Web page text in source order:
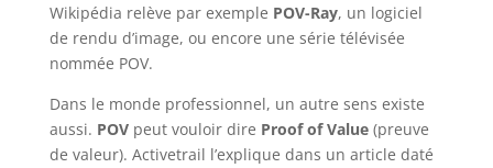
Wikipédia relève par exemple POV-Ray, un logiciel
de rendu d’image, ou encore une série télévisée
nommée POV.
Dans le monde professionnel, un autre sens existe
aussi. POVpeut vouloir dire Proof of Value(preuve
de valeur). Activetrail l’explique dans un article daté